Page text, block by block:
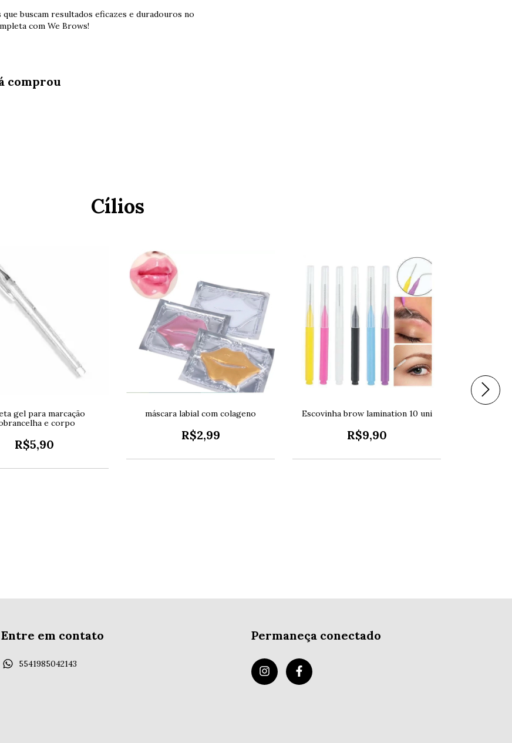
buscam resultados eficazes e duradouros no
com We Brows!
comprou
Cílios
gel para marcação
e corpo
R$5,90
máscara labial com colageno
R$2,99
Escovinha brow lamination 10 uni
R$9,90
Entre em contato
5541985042143
Permaneça conectado